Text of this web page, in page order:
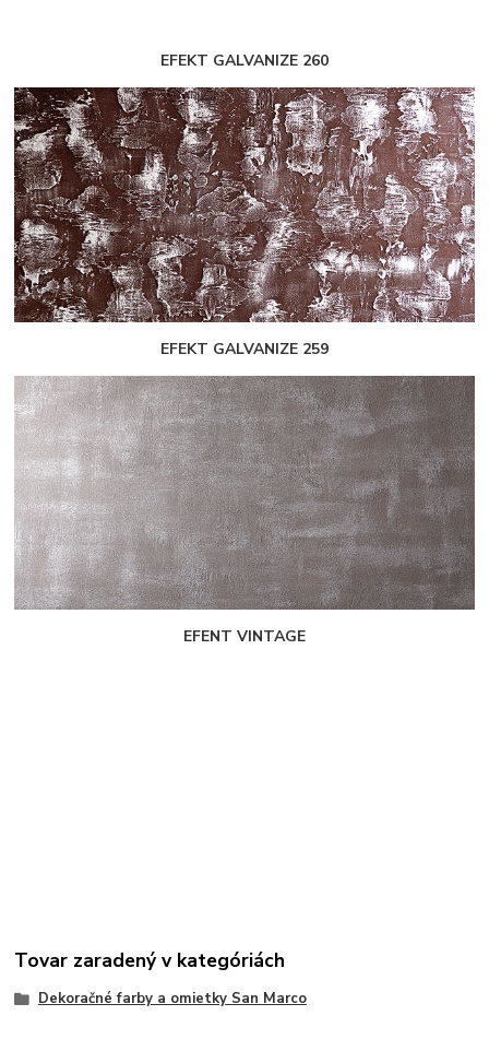
EFEKT GALVANIZE 260
EFEKT GALVANIZE 259
EFENT VINTAGE
Tovar zaradený v kategóriách
Dekoračné farby a omietky San Marco